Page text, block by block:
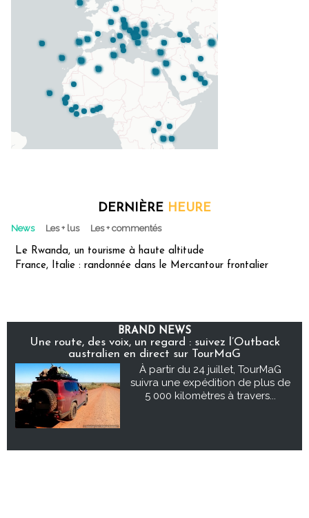
DERNIÈRE HEURE
News Les + lus Les + commentés
Le Rwanda, un tourisme à haute altitude
France, Italie : randonnée dans le Mercantour frontalier
BRAND NEWS
Une route, des voix, un regard : suivez l’Outback
australien en direct sur TourMaG
À partir du 24 juillet, TourMaG
suivra une expédition de plus de
5 000 kilomètres à travers...